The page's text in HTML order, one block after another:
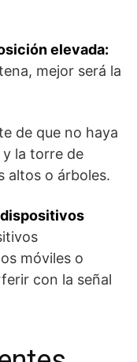
elevada:
mejor será la
de que no haya
la torre de
altos o árboles.
móviles o
con la señal